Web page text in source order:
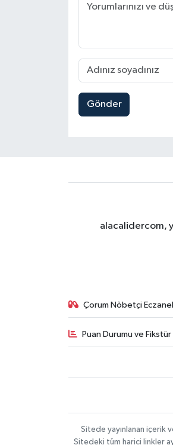
Gönder
alacalidercom,
Çorum Nöbetçi
Puan Durumu ve Fikstür
Sitede yayınlanan içerik
Sitedeki tüm harici linkler